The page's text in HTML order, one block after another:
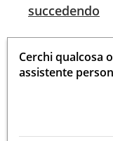
succedendo
Cerchi qualcosa
assistente